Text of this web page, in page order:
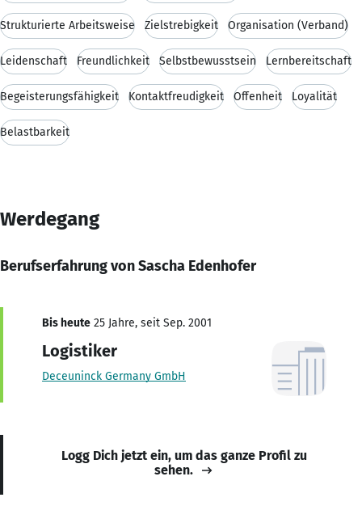
Strukturierte Arbeitsweise Zielstrebigkeit Organisation (Verband)
Leidenschaft Freundlichkeit Selbstbewusstsein Lernbereitschaft
Begeisterungsfähigkeit Kontaktfreudigkeit Offenheit Loyalität
Belastbarkeit
Werdegang
Berufserfahrung von Sascha Edenhofer
Bis heute 25 Jahre, seit Sep. 2001
Logistiker
Deceuninck Germany GmbH
Logg Dich jetzt ein, um das ganze Profil zu
sehen.